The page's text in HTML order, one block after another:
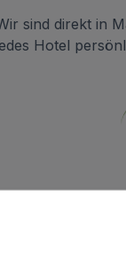
sind direkt in
Hotel